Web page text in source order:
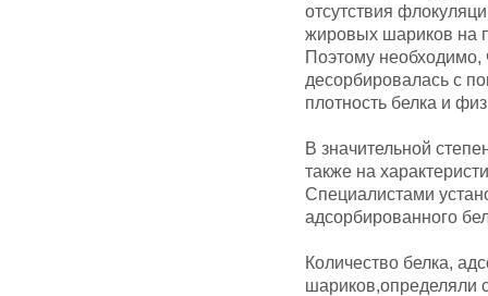
отсутствия
жировых шариков на
Поэтому необходимо,
десорбировалась с
плотность белка и
В значительной
также на
Специалистами
адсорбированного
Количество белка,
шариков,определяли